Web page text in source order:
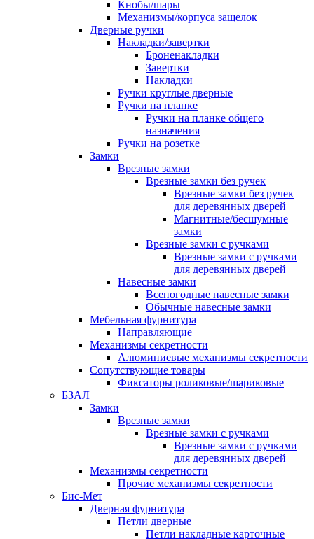
Кнобы/шары
Механизмы/корпуса защелок
Дверные ручки
Накладки/завертки
Броненакладки
Завертки
Накладки
Ручки круглые дверные
Ручки на планке
Ручки на планке общего
назначения
Ручки на розетке
Замки
Врезные замки
Врезные замки без ручек
Врезные замки без ручек
для деревянных дверей
Магнитные/бесшумные
замки
Врезные замки с ручками
Врезные замки с ручками
для деревянных дверей
Навесные замки
Всепогодные навесные замки
Обычные навесные замки
Мебельная фурнитура
Направляющие
Механизмы секретности
Алюминиевые механизмы секретности
Сопутствующие товары
Фиксаторы роликовые/шариковые
БЗАЛ
Замки
Врезные замки
Врезные замки с ручками
Врезные замки с ручками
для деревянных дверей
Механизмы секретности
Прочие механизмы секретности
Бис-Мет
Дверная фурнитура
Петли дверные
Петли накладные карточные